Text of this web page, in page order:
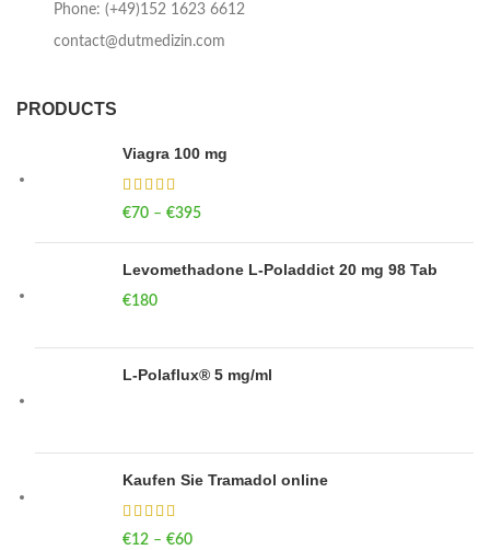
Phone: (+49)152 1623 6612
contact@dutmedizin.com
PRODUCTS
Viagra 100 mg
€70 – €395
Levomethadone L-Poladdict 20 mg 98 Tab
€180
L-Polaflux® 5 mg/ml
Kaufen Sie Tramadol online
€12 – €60